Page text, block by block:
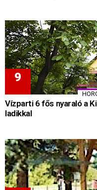
Vízparti 6 fős nyaraló a
ladikkal